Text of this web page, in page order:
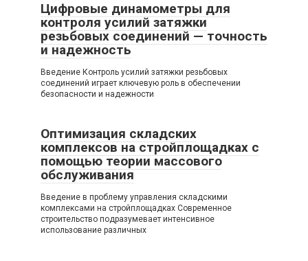
Цифровые динамометры для
контроля усилий затяжки
резьбовых соединений — точность
и надежность
Введение Контроль усилий затяжки резьбовых
соединений играет ключевую роль в обеспечении
безопасности и надежности
Оптимизация складских
комплексов на стройплощадках с
помощью теории массового
обслуживания
Введение в проблему управления складскими
комплексами на стройплощадках Современное
строительство подразумевает интенсивное
использование различных